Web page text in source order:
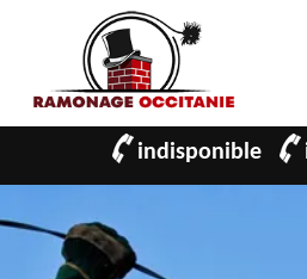
indisponible